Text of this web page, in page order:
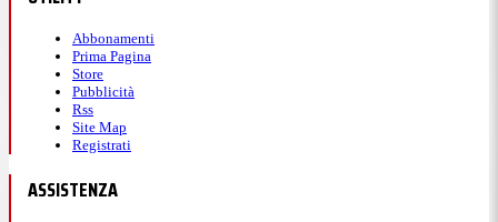
Abbonamenti
Prima Pagina
Store
Pubblicità
Rss
Site Map
Registrati
ASSISTENZA